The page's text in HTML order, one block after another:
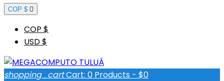
COP $ 
COP $
USD $
shopping_cartCart: 0 Products - $0